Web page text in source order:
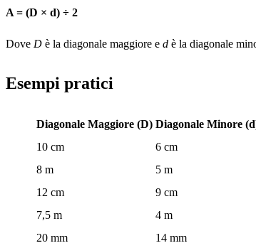
A = (D × d) ÷ 2
Dove D è la diagonale maggiore e d è la diagonale
Esempi pratici
Diagonale Maggiore (D) Diagonale Minore
10 cm
6 cm
8 m
5 m
12 cm
9 cm
7,5 m
4 m
20 mm
14 mm